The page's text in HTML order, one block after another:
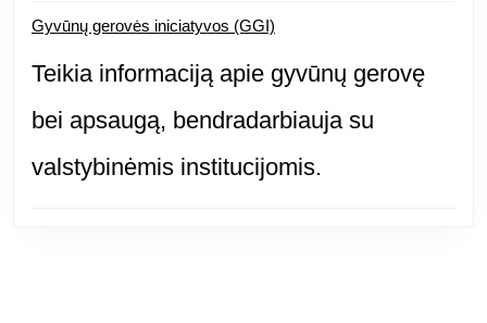
Gyvūnų gerovės iniciatyvos (GGI)
Teikia informaciją apie gyvūnų gerovę
bei apsaugą, bendradarbiauja su
valstybinėmis institucijomis.